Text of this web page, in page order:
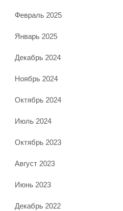
Февраль 2025
Январь 2025
Декабрь 2024
Ноябрь 2024
Октябрь 2024
Июль 2024
Октябрь 2023
Август 2023
Июнь 2023
Декабрь 2022